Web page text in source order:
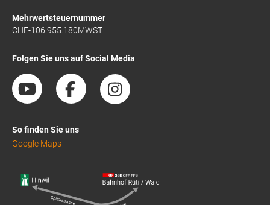
Mehrwertsteuernummer
CHE-106.955.180MWST
Folgen Sie uns auf Social Media
So finden Sie uns
Google Maps